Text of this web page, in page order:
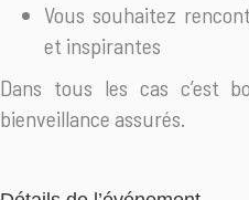
Vous souhaitez
et inspirantes
Dans tous les cas c’est
bienveillance assurés.